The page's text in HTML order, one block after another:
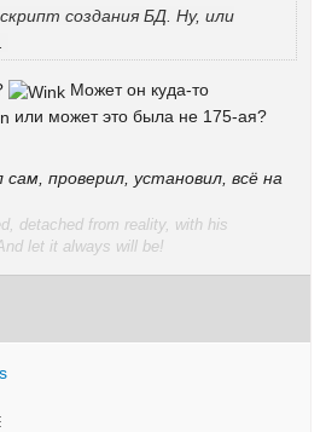
создания БД. Ну, или
Может он куда-то
или может это была не 175-ая?
сам, проверил, установил, всё на
detached from reality, with his
let it always will be!